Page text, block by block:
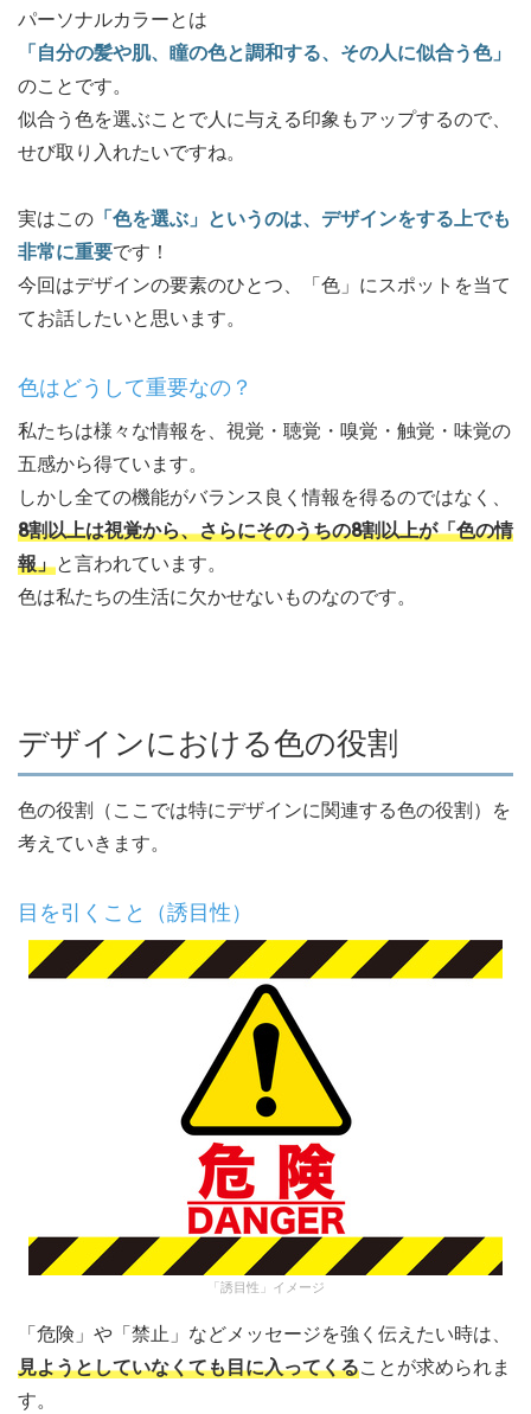
パーソナルカラーとは
「自分の髪や肌、瞳の色と調和する、その人に似合う色」
のことです。
似合う色を選ぶことで人に与える印象もアップするので、
せび取り入れたいですね。
実はこの 「色を選ぶ」というのは、デザインをする上でも
非常に重要です！
今回はデザインの要素のひとつ、「色」にスポットを当て
てお話したいと思います。
色はどうして重要なの？
私たちは様々な情報を、視覚・聴覚・嗅覚・触覚・味覚の
五感から得ています。
しかし全ての機能がバランス良く情報を得るのではなく、
8割以上は視覚から、さらにそのうちの8割以上が「色の情
報」と言われています。
色は私たちの生活に欠かせないものなのです。
デザインにおける色の役割
色の役割（ここでは特にデザインに関連する色の役割）を
考えていきます。
目を引くこと（誘目性）
「誘目性」イメージ
「危険」や「禁止」などメッセージを強く伝えたい時は、
見ようとしていなくても目に入ってくることが求められま
す。